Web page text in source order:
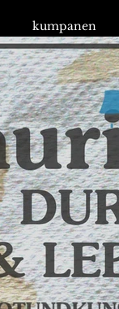
kumpanen